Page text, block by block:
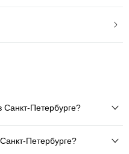
Санкт-Петербурге?
Петербурге?